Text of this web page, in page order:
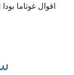
اقوال غوتاما